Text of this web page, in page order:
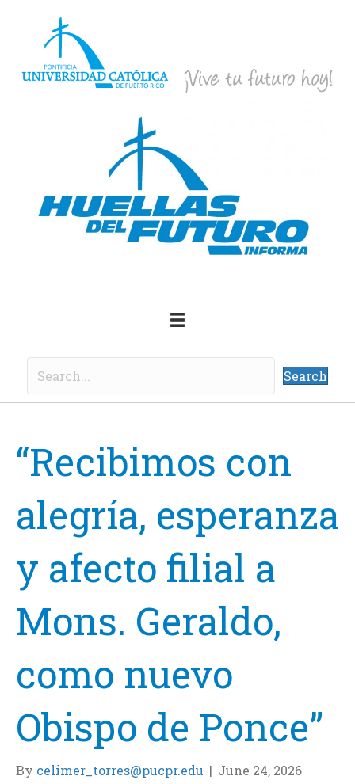
Search
“Recibimos con
alegría, esperanza
y afecto filial a
Mons. Geraldo,
como nuevo
Obispo de Ponce”
By celimer_torres@pucpr.edu | June 24, 2026